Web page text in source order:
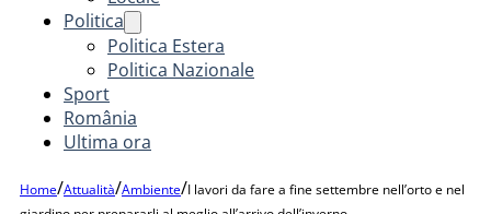
Politica
Politica Estera
Politica Nazionale
Sport
România
Ultima ora
Home/Attualità/Ambiente/I lavori da fare a fine settembre nell’orto e nel